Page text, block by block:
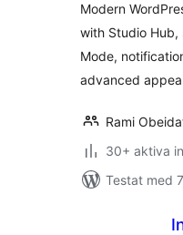
Modern
with Studio Hub,
Mode,
advanced
Rami
30+ aktiva
Testat med